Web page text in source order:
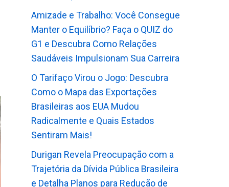
Amizade e Trabalho: Você Consegue
Manter o Equilíbrio? Faça o QUIZ do
G1 e Descubra Como Relações
Saudáveis Impulsionam Sua Carreira
O Tarifaço Virou o Jogo: Descubra
Como o Mapa das Exportações
Brasileiras aos EUA Mudou
Radicalmente e Quais Estados
Sentiram Mais!
Durigan Revela Preocupação com a
Trajetória da Dívida Pública Brasileira
e Detalha Planos para Redução de